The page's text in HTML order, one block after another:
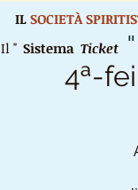
4ª-
IL SOCIETÀ
Il " Sistema Ticket "